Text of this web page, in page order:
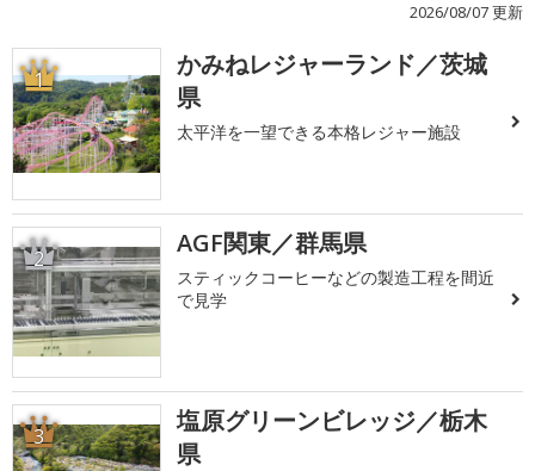
2026/08/07 更新
1
かみねレジャーランド／茨城
県
太平洋を一望できる本格レジャー施設
2 AGF関東／群馬県
スティックコーヒーなどの製造工程を間近
で見学
3
塩原グリーンビレッジ／栃木
県